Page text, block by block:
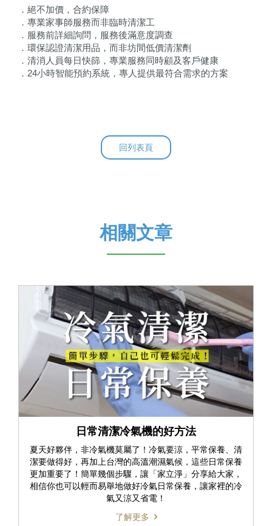
．絕不加價，合約保障
．專業家事師服務而非臨時清潔工
．服務前詳細詢問，服務後滿意度調查
．環保認證清潔用品，而非坊間低價清潔劑
．清消人員每日快篩，專業服務同時顧及客戶健康
．24小時智能預約系統，專人提供最符合需求的方案
回列表頁
相關文章
日常清潔冷氣機的好方法
夏天好夥伴，非冷氣機莫屬了！冷氣要涼，平常保養、清
潔要做得好，再加上台灣的高溫潮濕氣候，這些日常保養
更加重要了！簡單幾個步驟，讓「家立淨」分享給大家，
相信你也可以輕而易舉地做好冷氣日常保養，讓家裡的冷
氣又涼又省電！
了解更多